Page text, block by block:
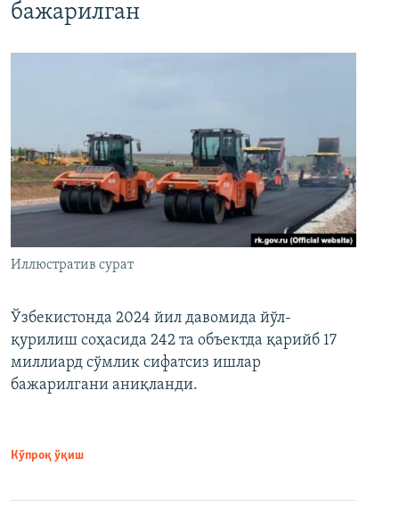
бажарилган
Иллюстратив сурат
Ўзбекистонда 2024 йил давомида йўл-
қурилиш соҳасида 242 та объектда қарийб 17
миллиард сўмлик сифатсиз ишлар
бажарилгани аниқланди.
Кўпроқ ўқиш